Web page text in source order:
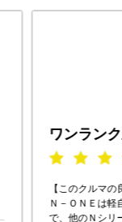
【このクルマの
Ｎ－ＯＮＥは軽
で、他のＮシリ